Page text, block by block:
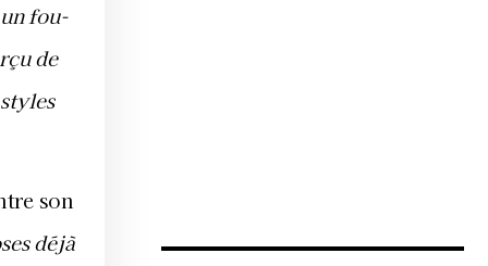
fou-
de
son
déjà